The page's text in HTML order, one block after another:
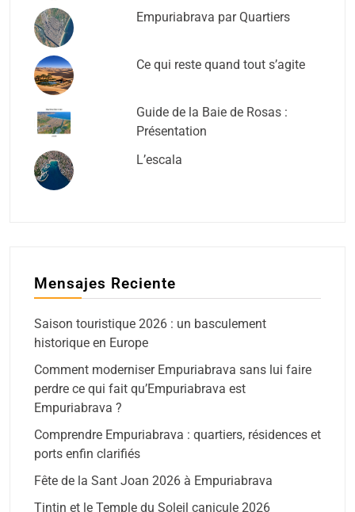
Empuriabrava par Quartiers
Ce qui reste quand tout s’agite
Guide de la Baie de Rosas :
Présentation
L’escala
Mensajes Reciente
Saison touristique 2026 : un basculement
historique en Europe
Comment moderniser Empuriabrava sans lui faire
perdre ce qui fait qu’Empuriabrava est
Empuriabrava ?
Comprendre Empuriabrava : quartiers, résidences et
ports enfin clarifiés
Fête de la Sant Joan 2026 à Empuriabrava
Tintin et le Temple du Soleil canicule 2026